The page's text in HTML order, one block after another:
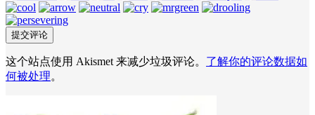
这个站点使用 Akismet 来减少垃圾评论。 了解你的评论数据如
何被处理。